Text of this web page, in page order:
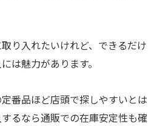
り入れたいけれど、できるだけ
は魅力があります。
番品ほど店頭で探しやすいとは
るなら通販での在庫安定性も確